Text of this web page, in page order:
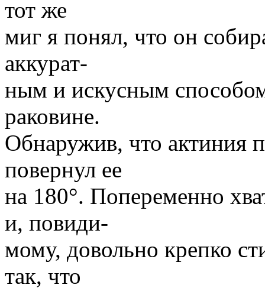
тот же
миг я понял, что он
аккурат-
ным и искусным
раковине.
Обнаружив, что актиния
повернул ее
на 180°. Попеременно
и, повиди-
мому, довольно крепко
так, что